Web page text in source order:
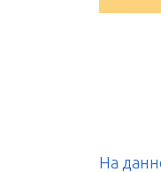
На